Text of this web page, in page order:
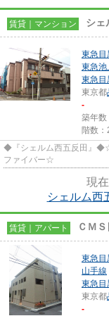
賃貸｜マンション シェ
東急目
東急池
東急目
東京都
-
築年数
階数：
◆『シェルム西五反田』
ファイバー☆
現
シェルム西
賃貸｜アパート ＣＭ
東急目
山手線
東急目
東京都
-